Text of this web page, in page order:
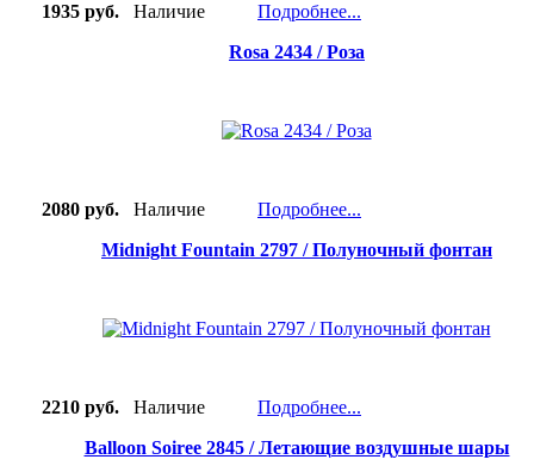
1935 руб. Наличие
Подробнее...
Rosa 2434 / Роза
2080 руб. Наличие
Подробнее...
Midnight Fountain 2797 / Полуночный фонтан
2210 руб. Наличие
Подробнее...
Balloon Soiree 2845 / Летающие воздушные шары